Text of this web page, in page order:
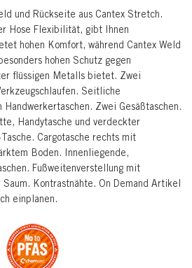
und Rückseite aus Cantex Stretch.
Hose Flexibilität, gibt Ihnen
hohen Komfort, während Cantex Weld
hohen Schutz gegen
flüssigen Metalls bietet. Zwei
Seitliche
Zwei Gesäßtaschen.
Handytasche und verdeckter
Cargotasche rechts mit
Boden. Innenliegende,
Fußweitenverstellung mit
Kontrastnähte. On Demand Artikel
einplanen.